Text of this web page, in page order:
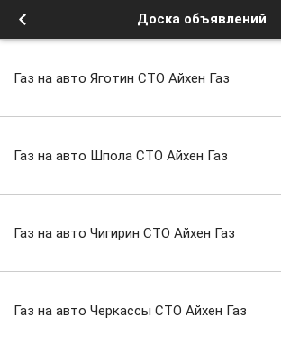
Доска объявлений
Газ на авто Яготин СТО Айхен Газ
Газ на авто Шпола СТО Айхен Газ
Газ на авто Чигирин СТО Айхен Газ
Газ на авто Черкассы СТО Айхен Газ